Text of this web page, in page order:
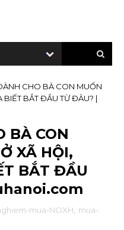
CHO BÀ CON MUỐN
BIẾT BẮT ĐẦU TỪ ĐÂU? |
BÀ CON
XÃ HỘI,
BẮT ĐẦU
mua-NOXH
mua-